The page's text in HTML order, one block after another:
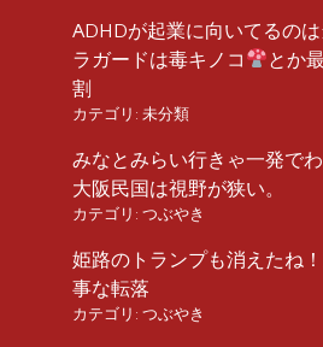
ADHDが起業に向いてるの
ラガードは毒キノコ
とか
割
カテゴリ: 未分類
みなとみらい行きゃ一発で
大阪民国は視野が狭い。
カテゴリ: つぶやき
姫路のトランプも消えたね
事な転落
カテゴリ: つぶやき